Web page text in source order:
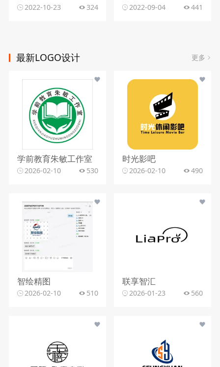
2022-10-23 324 2022-09-04 441
最新LOGO设计 更多
学前教育朱敏工作室
2026-02-10 530
时光影吧
2026-02-10 490
智绘精图
2026-02-10 510
联享智汇
2026-01-23 560